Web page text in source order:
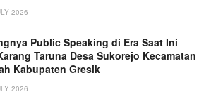
2026
Public Speaking di Era Saat Ini
Taruna Desa Sukorejo Kecamatan
Kabupaten Gresik
2026